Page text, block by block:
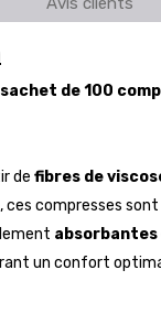
sachet de 100
de fibres de
ces compresses
absorbantes
un confort